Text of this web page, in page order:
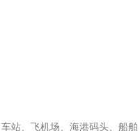
、飞机场、海港码头、船